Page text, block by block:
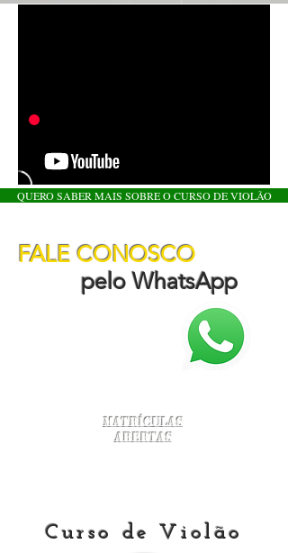
QUERO SABER MAIS SOBRE O CURSO DE VIOLÃO
FALE CONOSCO
pelo WhatsApp
Matrículas
Abertas
Curso de Violão